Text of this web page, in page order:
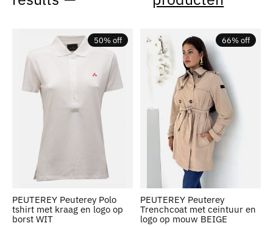
50% off
PEUTEREY Peuterey Polo
tshirt met kraag en logo op
borst WIT
66% off
PEUTEREY Peuterey
Trenchcoat met ceintuur en
logo op mouw BEIGE